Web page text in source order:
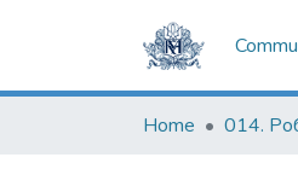
Home 014.